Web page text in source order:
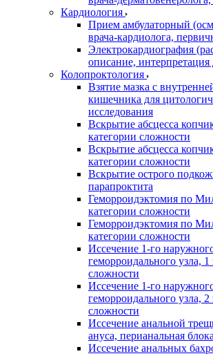
Кардиология
Прием амбулаторный
врача-кардиолога,
Электрокардиография
описание,
Колопроктология
Взятие мазка с
кишечника для
исследования
Вскрытие абсцесса
категории сложности
Вскрытие абсцесса
категории сложности
Вскрытие острого
парапроктита
Геморроидэктомия по
категории сложности
Геморроидэктомия по
категории сложности
Иссечение 1-го
геморроидального узла, 1
сложности
Иссечение 1-го
геморроидального узла, 2
сложности
Иссечение анальной
ануса, перианальная
Иссечение анальных